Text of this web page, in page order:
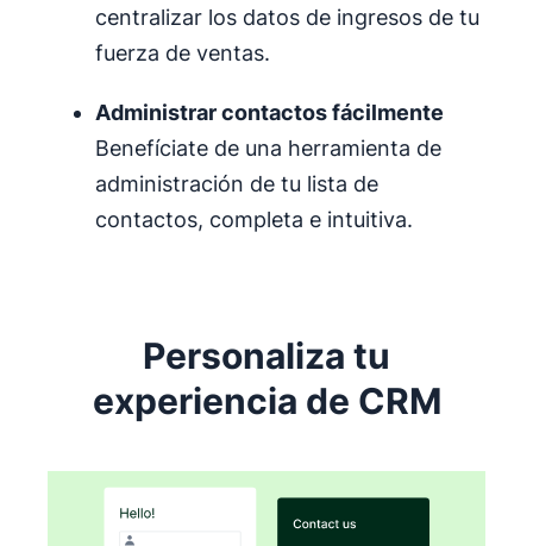
centralizar los datos de ingresos de tu
fuerza de ventas.
Administrar contactos fácilmente
Benefíciate de una herramienta de
administración de tu lista de
contactos, completa e intuitiva.
Personaliza tu
experiencia de CRM